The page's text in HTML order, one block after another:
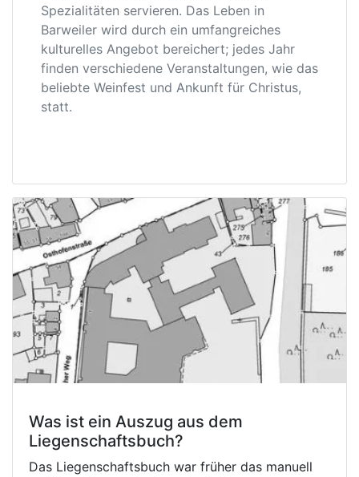
Spezialitäten servieren. Das Leben in
Barweiler wird durch ein umfangreiches
kulturelles Angebot bereichert; jedes Jahr
finden verschiedene Veranstaltungen, wie das
beliebte Weinfest und Ankunft für Christus,
statt.
Was ist ein Auszug aus dem
Liegenschaftsbuch?
Das Liegenschaftsbuch war früher das manuell